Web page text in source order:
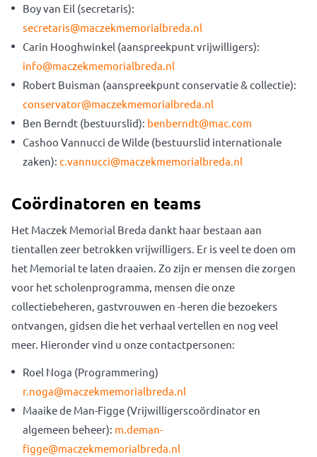
Boy van Eil (secretaris):
secretaris@maczekmemorialbreda.nl
Carin Hooghwinkel (aanspreekpunt vrijwilligers):
info@maczekmemorialbreda.nl
Robert Buisman (aanspreekpunt conservatie & collectie):
conservator@maczekmemorialbreda.nl
Ben Berndt (bestuurslid): benberndt@mac.com
Cashoo Vannucci de Wilde (bestuurslid internationale
zaken): c.vannucci@maczekmemorialbreda.nl
Coördinatoren en teams
Het Maczek Memorial Breda dankt haar bestaan aan
tientallen zeer betrokken vrijwilligers. Er is veel te doen om
het Memorial te laten draaien. Zo zijn er mensen die zorgen
voor het scholenprogramma, mensen die onze
collectiebeheren, gastvrouwen en -heren die bezoekers
ontvangen, gidsen die het verhaal vertellen en nog veel
meer. Hieronder vind u onze contactpersonen:
Roel Noga (Programmering)
r.noga@maczekmemorialbreda.nl
Maaike de Man-Figge (Vrijwilligerscoördinator en
algemeen beheer): m.deman-
figge@maczekmemorialbreda.nl